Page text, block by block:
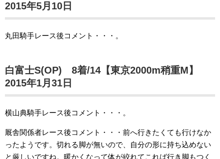
2015年5月10日
丸田騎手レース後コメント・・・。
白富士S(OP) 8着/14【東京2000m稍重M】
2015年1月31日
横山典騎手レース後コメント・・・。
厩舎関係者レース後コメント・・・前へ行きたくても行けなか
ったようです。切れる脚が無いので、自分の形に持ち込めない
と厳しいですね。暖かくなって体が絞れてこれば行き脚もつく